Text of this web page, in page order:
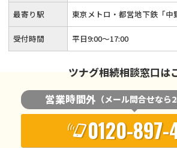
最寄り駅 東京メトロ・都営地下鉄「中
受付時間 平日9:00〜17:00
ツナグ相続相談窓口は
営業時間外 （メール問合せなら
0120-